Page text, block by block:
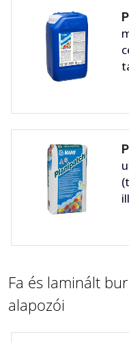
Fa és laminált
alapozói